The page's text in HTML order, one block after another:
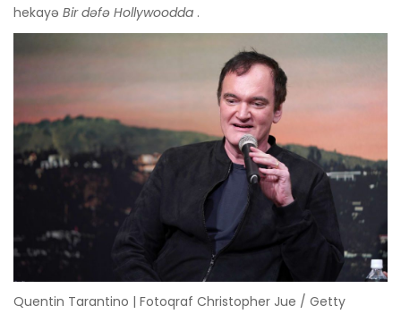
hekayə Bir dəfə Hollywoodda .
Quentin Tarantino | Fotoqraf Christopher Jue / Getty